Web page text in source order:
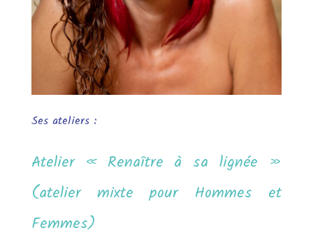
Ses ateliers :
Atelier « Renaître à sa lignée »
(atelier mixte pour Hommes et
Femmes)